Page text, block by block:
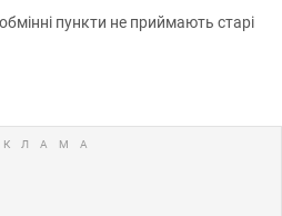
пункти не приймають старі